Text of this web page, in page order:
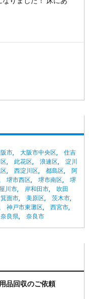
市 大阪市中央区
住吉
此花区 浪速区
淀川
西淀川区 都島区
阿
堺市西区 堺市南区
堺
川市 岸和田市
吹田
箕面市 美原区
茨木市
神戸市東灘区
西宮市
奈良県 奈良市
品回収のご依頼